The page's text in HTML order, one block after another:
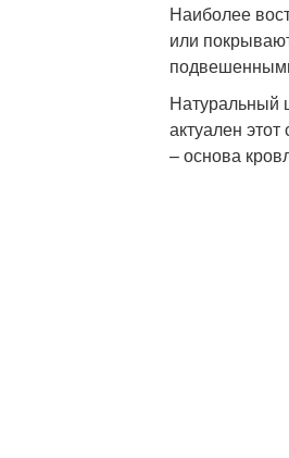
Наиболее
или
Натуральный
актуален
– основа